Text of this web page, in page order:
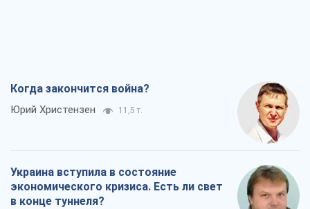
Когда закончится война?
Юрий Христензен 11,5 т.
Украина вступила в состояние
экономического кризиса. Есть ли свет
в конце туннеля?